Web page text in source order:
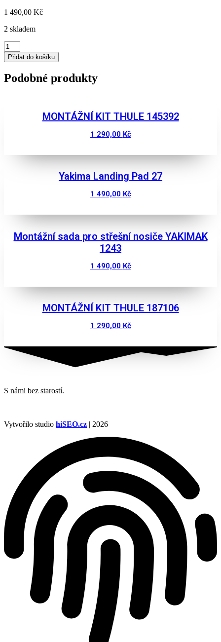
1 490,00 Kč
2 skladem
Montážní
sada
pro
střešní
nosiče
Přidat do košíku
Podobné produkty
MONTÁŽNÍ KIT THULE 145392
1 290,00 Kč
Yakima Landing Pad 27
1 490,00 Kč
Montážní sada pro střešní nosiče YAKIMAK
1243
1 490,00 Kč
MONTÁŽNÍ KIT THULE 187106
1 290,00 Kč
S námi bez starostí.
Vytvořilo studio hiSEO.cz | 2026